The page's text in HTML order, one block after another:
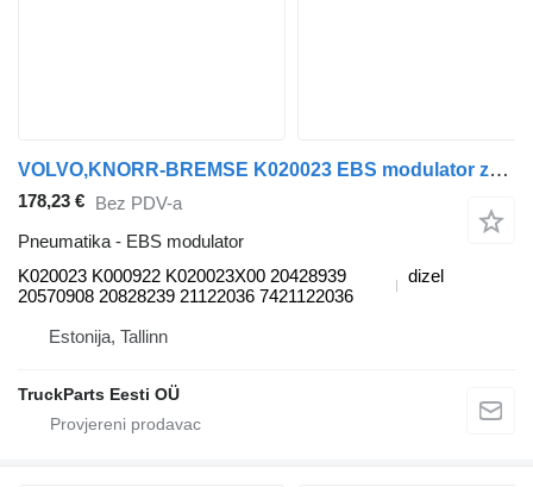
VOLVO,KNORR-BREMSE K020023 EBS modulator za Volvo B6, B7, B9, B10, B12 bus (1978-2011) autobusa
178,23 € Bez PDV-a
Pneumatika - EBS modulator
K020023 K000922 K020023X00 20428939
20570908 20828239 21122036 7421122036
dizel
Estonija, Tallinn
TruckParts Eesti OÜ